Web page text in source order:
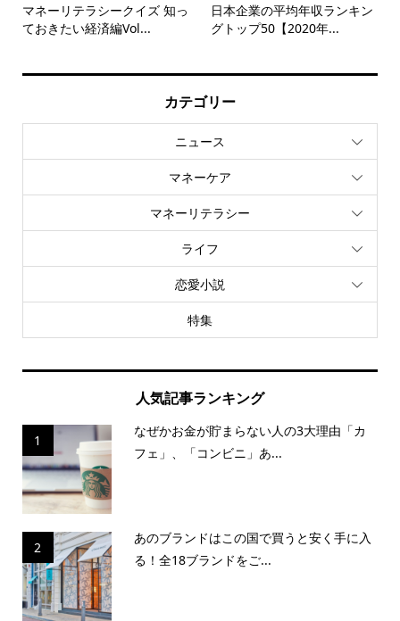
マネーリテラシークイズ 知っ
ておきたい経済編Vol...
日本企業の平均年収ランキン
グトップ50【2020年...
カテゴリー
ニュース
マネーケア
マネーリテラシー
ライフ
恋愛小説
特集
人気記事ランキング
1
なぜかお金が貯まらない人の3大理由「カ
フェ」、「コンビニ」あ...
2
あのブランドはこの国で買うと安く手に入
る！全18ブランドをご...